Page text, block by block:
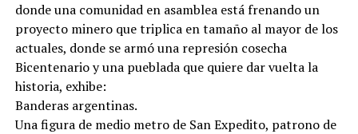
donde una comunidad en asamblea está frenando un
proyecto minero que triplica en tamaño al mayor de los
actuales, donde se armó una represión cosecha
Bicentenario y una pueblada que quiere dar vuelta la
historia, exhibe:
Banderas argentinas.
Una figura de medio metro de San Expedito, patrono de